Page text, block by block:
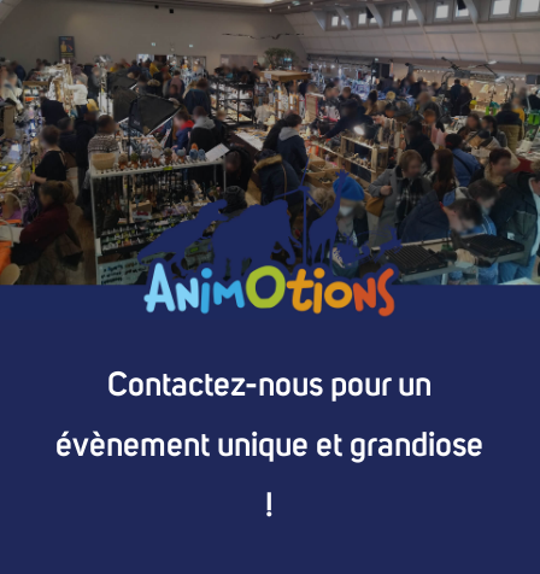
Contactez-nous pour un
évènement unique et grandiose
!